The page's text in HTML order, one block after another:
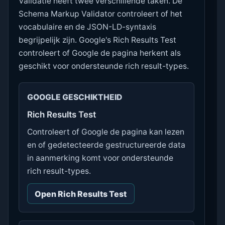
Schema Markup Validator controleert of het
vocabulaire en de JSON-LD-syntaxis
begrijpelijk zijn. Google's Rich Results Test
controleert of Google de pagina herkent als
geschikt voor ondersteunde rich result-types.
GOOGLE GESCHIKTHEID
Rich Results Test
Controleert of Google de pagina kan lezen
en of gedetecteerde gestructureerde data
in aanmerking komt voor ondersteunde
rich result-types.
Open Rich Results Test